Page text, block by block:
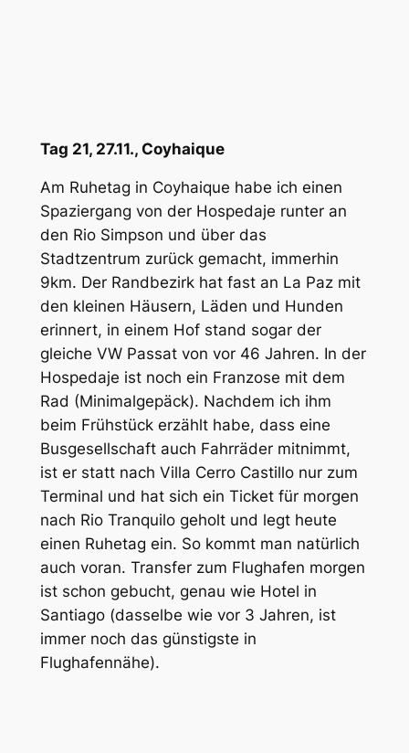
Tag 21, 27.11., Coyhaique
Am Ruhetag in Coyhaique habe ich einen
Spaziergang von der Hospedaje runter an
den Rio Simpson und über das
Stadtzentrum zurück gemacht, immerhin
9km. Der Randbezirk hat fast an La Paz mit
den kleinen Häusern, Läden und Hunden
erinnert, in einem Hof stand sogar der
gleiche VW Passat von vor 46 Jahren. In der
Hospedaje ist noch ein Franzose mit dem
Rad (Minimalgepäck). Nachdem ich ihm
beim Frühstück erzählt habe, dass eine
Busgesellschaft auch Fahrräder mitnimmt,
ist er statt nach Villa Cerro Castillo nur zum
Terminal und hat sich ein Ticket für morgen
nach Rio Tranquilo geholt und legt heute
einen Ruhetag ein. So kommt man natürlich
auch voran. Transfer zum Flughafen morgen
ist schon gebucht, genau wie Hotel in
Santiago (dasselbe wie vor 3 Jahren, ist
immer noch das günstigste in
Flughafennähe).